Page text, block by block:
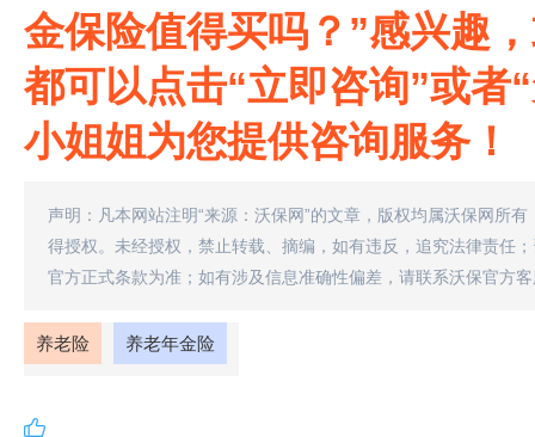
金保险值得买吗？‌‌”感兴趣
都可以点击“立即咨询”或者
小姐姐为您提供咨询服务！
声明：凡本网站注明“来源：沃保网”的文章，版权均属沃保网所
得授权。未经授权，禁止转载、摘编，如有违反，追究法律责任
官方正式条款为准；如有涉及信息准确性偏差，请联系沃保官方
养老险 养老年金险